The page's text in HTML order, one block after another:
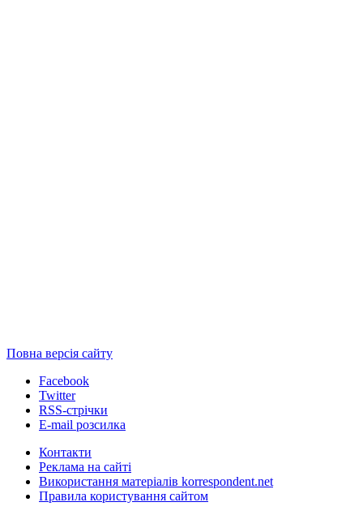
Повна версія сайту
Facebook
Twitter
RSS-стрічки
E-mail розсилка
Контакти
Реклама на сайті
Використання матеріалів korrespondent.net
Правила користування сайтом